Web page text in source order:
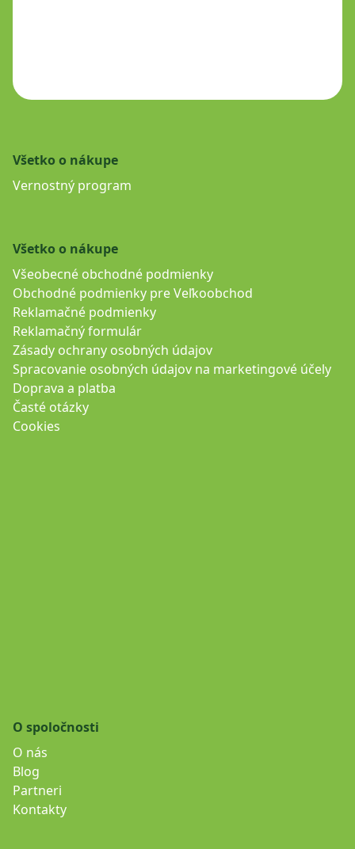
Všetko o nákupe
Vernostný program
Všetko o nákupe
Všeobecné obchodné podmienky
Obchodné podmienky pre Veľkoobchod
Reklamačné podmienky
Reklamačný formulár
Zásady ochrany osobných údajov
Spracovanie osobných údajov na marketingové účely
Doprava a platba
Časté otázky
Cookies
O spoločnosti
O nás
Blog
Partneri
Kontakty